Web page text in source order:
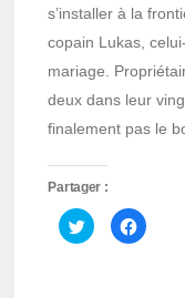
s’installer à la
copain Lukas,
mariage.
deux dans leur
finalement pas le
Partager :
Cliquez
pour
partager
Cliquez
pour